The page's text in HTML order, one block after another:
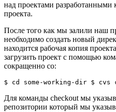
над проектами разработанными
проекта.
После того как мы залили наш
необходимо создать новый
находится рабочая копия
загрузить проект с помощью
сокращенно co:
$ cd some-working-dir $ cvs
Для команды checkout мы
репозитории который мы